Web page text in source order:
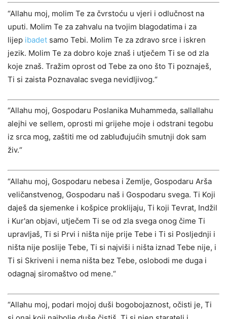
“Allahu moj, molim Te za čvrstoću u vjeri i odlučnost na
uputi. Molim Te za zahvalu na tvojim blagodatima i za
lijep ibadet samo Tebi. Molim Te za zdravo srce i iskren
jezik. Molim Te za dobro koje znaš i utječem Ti se od zla
koje znaš. Tražim oprost od Tebe za ono što Ti poznaješ,
Ti si zaista Poznavalac svega nevidljivog.“
“Allahu moj, Gospodaru Poslanika Muhammeda, sallallahu
alejhi ve sellem, oprosti mi grijehe moje i odstrani tegobu
iz srca mog, zaštiti me od zabluđujućih smutnji dok sam
živ.“
“Allahu moj, Gospodaru nebesa i Zemlje, Gospodaru Arša
veličanstvenog, Gospodaru naš i Gospodaru svega. Ti Koji
daješ da sjemenke i košpice proklijaju, Ti koji Tevrat, Indžil
i Kur'an objavi, utječem Ti se od zla svega onog čime Ti
upravljaš, Ti si Prvi i ništa nije prije Tebe i Ti si Posljednji i
ništa nije poslije Tebe, Ti si najviši i ništa iznad Tebe nije, i
Ti si Skriveni i nema ništa bez Tebe, oslobodi me duga i
odagnaj siromaštvo od mene.“
“Allahu moj, podari mojoj duši bogobojaznost, očisti je, Ti